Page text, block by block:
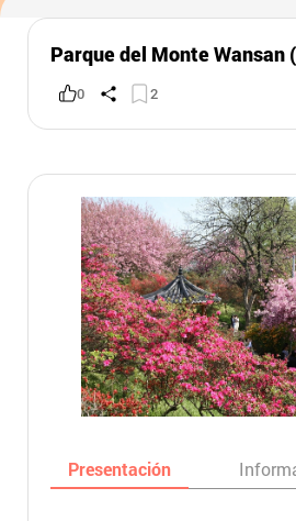
Parque del Monte Wansan
0 2
Presentación